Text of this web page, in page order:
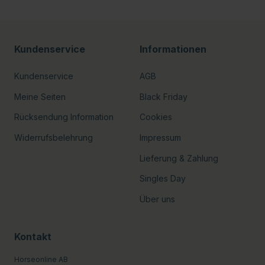
Kundenservice
Kundenservice
Meine Seiten
Rücksendung Information
Widerrufsbelehrung
Informationen
AGB
Black Friday
Cookies
Impressum
Lieferung & Zahlung
Singles Day
Über uns
Kontakt
Horseonline AB